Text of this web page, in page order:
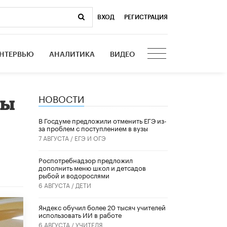
ВХОД РЕГИСТРАЦИЯ
АНАЛИТИКА ВИДЕО
НОВОСТИ
В Госдуме предложили отменить ЕГЭ из-
за проблем с поступлением в вузы
7 АВГУСТА / ЕГЭ И ОГЭ
Роспотребнадзор предложил
дополнить меню школ и детсадов
рыбой и водорослями
6 АВГУСТА / ДЕТИ
​Яндекс обучил более 20 тысяч учителей
использовать ИИ в работе
6 АВГУСТА /УЧИТЕЛЯ